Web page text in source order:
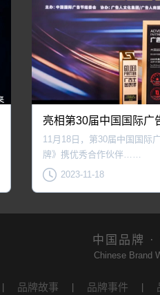
11月18日，第30届中国国际
牌》携优秀合作伙伴……
2023-11-18
中国品牌 ·
Chinese Brand
品牌故事 品牌事件